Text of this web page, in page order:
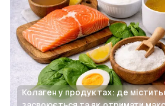
Колаген у продуктах: де